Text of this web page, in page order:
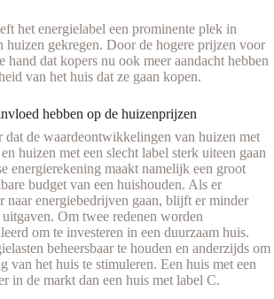
het energielabel een prominente plek in
huizen gekregen. Door de hogere prijzen voor
hand dat kopers nu ook meer aandacht hebben
van het huis dat ze gaan kopen.
hebben op de huizenprijzen
dat de waardeontwikkelingen van huizen met
huizen met een slecht label sterk uiteen gaan
energierekening maakt namelijk een groot
budget van een huishouden. Als er
naar energiebedrijven gaan, blijft er minder
Om twee redenen worden
om te investeren in een duurzaam huis.
beheersbaar te houden en anderzijds om
van het huis te stimuleren. Een huis met een
in de markt dan een huis met label C.